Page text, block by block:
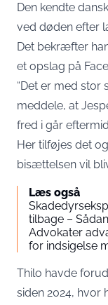
Den kendte
ved døden efter
Det bekræfter
et opslag på
“Det er med stor
meddele, at
fred i går
Her tilføjes det
bisættelsen vil
Læs også
tilbage –
Advokater
for indsigelse
Thilo havde
siden 2024, hvor